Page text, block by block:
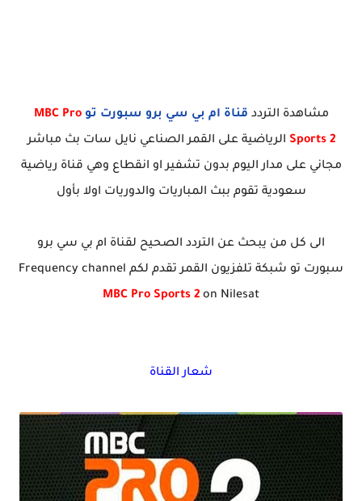
مشاهدة التردد قناة ام بي سي برو سبورت تو MBC Pro
Sports 2 الرياضية على القمر الصناعي نايل سات بث مباشر
مجاني على مدار اليوم بدون تشفير او انقطاع وهي قناة رياضية
سعودية تقوم ببث المباريات والدوريات اولا بأول
الى كل من يبحث عن التردد الصحيح لقناة ام بي سي برو
سبورت تو شبكة تلفزيون القمر تقدم لكم Frequency channel
MBC Pro Sports 2 on Nilesat
شعار القناة